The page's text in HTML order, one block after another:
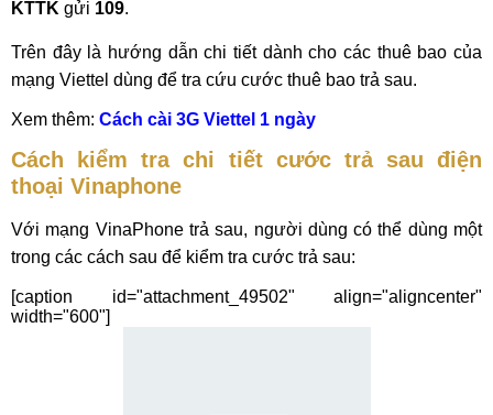
KTTK gửi 109.
Trên đây là hướng dẫn chi tiết dành cho các thuê bao của
mạng Viettel dùng để tra cứu cước thuê bao trả sau.
Xem thêm: Cách cài 3G Viettel 1 ngày
Cách kiểm tra chi tiết cước trả sau điện
thoại Vinaphone
Với mạng VinaPhone trả sau, người dùng có thể dùng một
trong các cách sau để kiểm tra cước trả sau:
[caption id="attachment_49502" align="aligncenter"
width="600"]